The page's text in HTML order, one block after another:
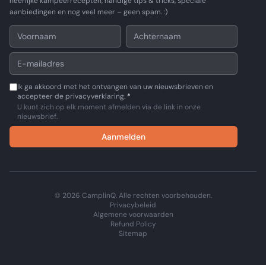
aanbiedingen en nog veel meer – geen spam. :)
Ik ga akkoord met het ontvangen van uw nieuwsbrieven en
accepteer de privacyverklaring. *
U kunt zich op elk moment afmelden via de link in onze
nieuwsbrief.
Aanmelden
© 2026 CamplinQ. Alle rechten voorbehouden.
Privacybeleid
Algemene voorwaarden
Refund Policy
Sitemap